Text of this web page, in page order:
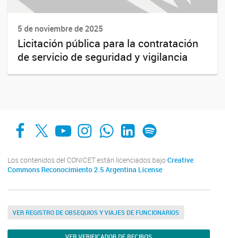
5 de noviembre de 2025
Licitación pública para la contratación
de servicio de seguridad y vigilancia
Facebook
X YouTube
Instagram
Whats AppLinkedIn
Spotify
Los contenidos del CONICET están licenciados bajo Creative
Commons Reconocimiento 2.5 Argentina License
VER REGISTRO DE OBSEQUIOS Y VIAJES DE FUNCIONARIOS
VER VERIFICADOR DE RECIBOS